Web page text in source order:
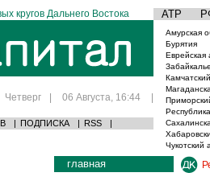
кругов Дальнего Востока АТР
Четверг | 06 Августа, 16:44 |
| ПОДПИСКА | RSS |
Амурская
Бурятия
Еврейская
Чукотский
главная